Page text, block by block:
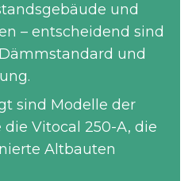
und
– entscheidend sind
und
sind Modelle der
Vitocal 250-A, die
Altbauten